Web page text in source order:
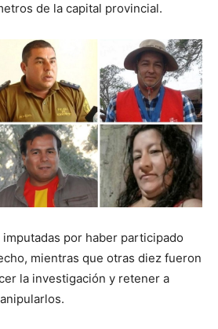
de la capital provincial.
por haber participado
mientras que otras diez fueron
la investigación y retener a